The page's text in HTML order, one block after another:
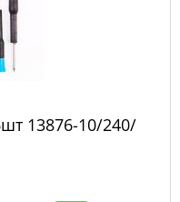
13876-10/240/